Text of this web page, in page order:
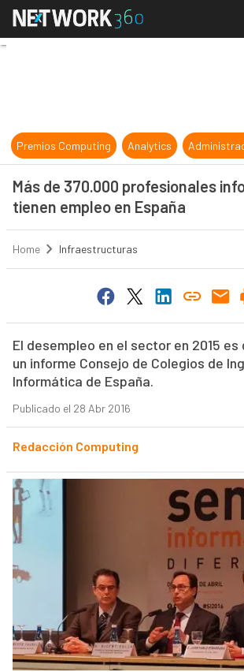
Más de 370.000
Premios Computing Analytics
Más de 370.000 profesionales
tienen empleo en España
Home Infraestructuras
El desempleo en el sector en 2015 es
un informe Consejo de Colegios de
Informática de España.
Publicado el 28 Abr 2016
Redacción Computing